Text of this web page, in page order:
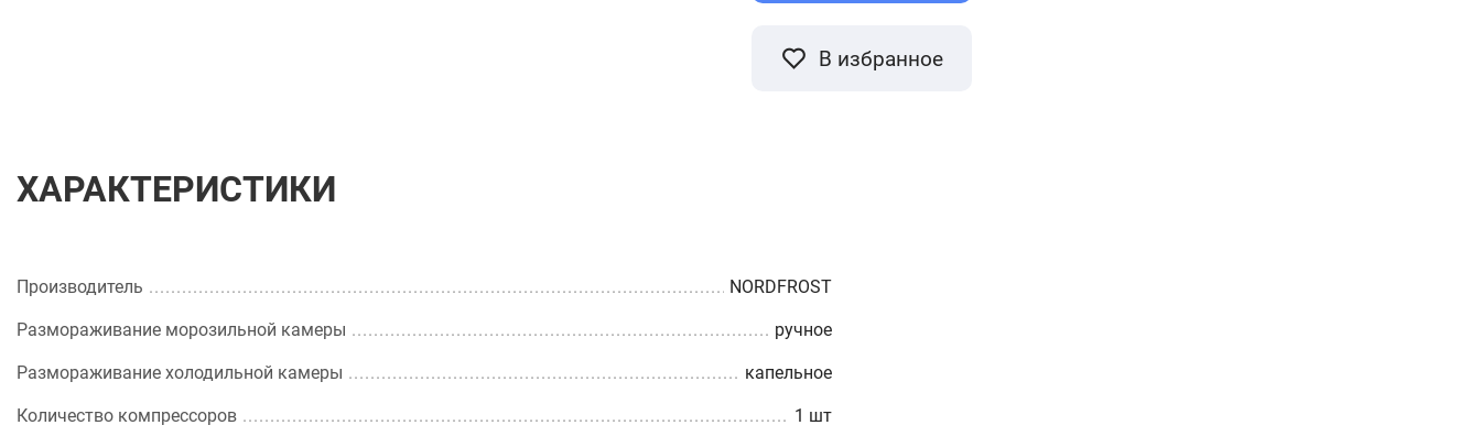
В избранное
ХАРАКТЕРИСТИКИ
Производитель NORDFROST
Размораживание морозильной камеры ручное
Размораживание холодильной камеры капельное
Количество компрессоров 1 шт